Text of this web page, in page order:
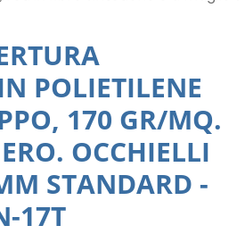
POLIETILENE
170 GR/MQ.
OCCHIELLI
STANDARD -
17T